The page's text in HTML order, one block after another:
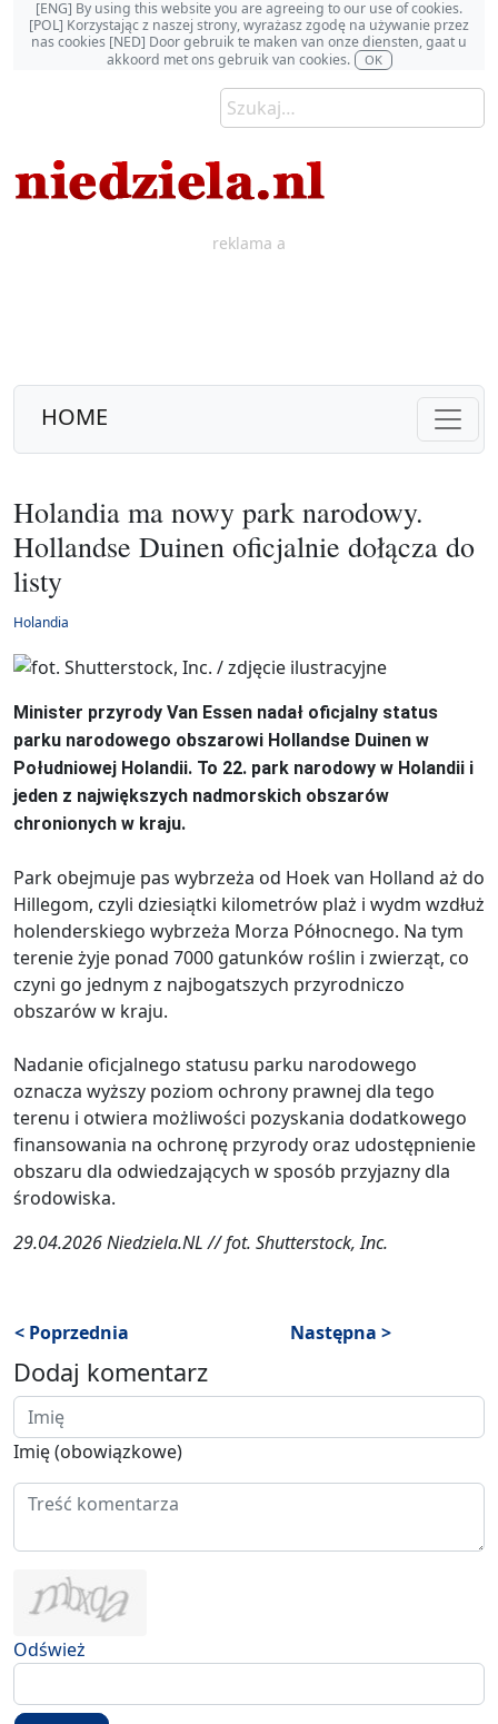
[ENG] By using this website you are agreeing to our use of cookies.
[POL] Korzystając z naszej strony, wyrażasz zgodę na używanie przez
nas cookies [NED] Door gebruik te maken van onze diensten, gaat u
akkoord met ons gebruik van cookies.
OK
reklama a
HOME
Holandia ma nowy park narodowy.
Hollandse Duinen oficjalnie dołącza do
listy
Holandia
Minister przyrody Van Essen nadał oficjalny status
parku narodowego obszarowi Hollandse Duinen w
Południowej Holandii. To 22. park narodowy w Holandii i
jeden z największych nadmorskich obszarów
chronionych w kraju.
Park obejmuje pas wybrzeża od Hoek van Holland aż do
Hillegom, czyli dziesiątki kilometrów plaż i wydm wzdłuż
holenderskiego wybrzeża Morza Północnego. Na tym
terenie żyje ponad 7000 gatunków roślin i zwierząt, co
czyni go jednym z najbogatszych przyrodniczo
obszarów w kraju.
Nadanie oficjalnego statusu parku narodowego
oznacza wyższy poziom ochrony prawnej dla tego
terenu i otwiera możliwości pozyskania dodatkowego
finansowania na ochronę przyrody oraz udostępnienie
obszaru dla odwiedzających w sposób przyjazny dla
środowiska.
29.04.2026 Niedziela.NL // fot. Shutterstock, Inc.
< Poprzednia Następna >
Dodaj komentarz
Imię (obowiązkowe)
Odśwież